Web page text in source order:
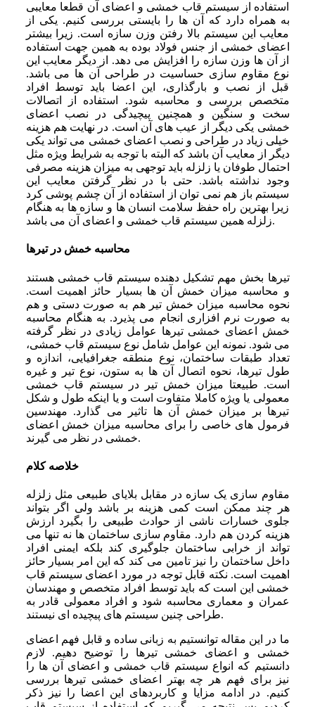
استفاده از سیستم قاب خمشی و اعضای آن قطعا معایبی
به همراه دارد که آن ها را بایستی بررسی کنیم. یکی از
معایب این سیستم بالا رفتن وزن سازه است. زیرا بیشتر
اعضای خمشی از جنس فولاد بوده به همین جهت استفاده
از آن ها وزن سازه را افزایش می ‌دهد. از دیگر معایب این
نوع مقاوم‌ سازی حساسیت در طراحی آن ها می باشد.
قبل از نصب و بارگذاری، این اعضا باید توسط افراد
متخصص بررسی و محاسبه شود. استفاده از اتصالات
سخت و سنگین و همچنین پیچیدگی در نصب اعضای
خمشی یکی دیگر از عیب‌ های آن است. در نهایت هم هزینه
خیلی زیاد در طراحی و نصب اعضای خمشی می ‌تواند یکی
دیگر از معایب آن باشد که البته با توجه به شرایط ویژه مثل
احتمال طوفان یا زلزله باید توجهی به میزان هزینه مصرفی
وجود نداشته باشد. حتی با در نظر گرفتن معایب این
سیستم باز هم نمی ‌توان از استفاده از آن چشم‌ پوشی کرد
زیرا بهترین راه حفظ سلامت انسان‌ ها و سازه ‌ها به هنگام
زلزله همین سیستم قاب خمشی و اعضای آن می باشد.
محاسبه خمش در تیرها
تیرها بخش مهم تشکیل دهنده سیستم قاب خمشی هستند
و محاسبه میزان خمش آن ها بسیار حائز اهمیت است.
نحوه محاسبه میزان خمش تیر هم به صورت دستی و هم
به صورت نرم ‌افزاری انجام می‌ پذیرد. به هنگام محاسبه
خمش اعضای خمشی تیرها عوامل زیادی در نظر گرفته
می ‌شود. نمونه این عوامل شامل نوع سیستم قاب خمشی،
تعداد طبقات ساختمان، نوع منطقه جغرافیایی، اندازه و
طول تیرها، نحوه اتصال آن ها به ستون، نوع تیر و غیره
است. طبیعتا میزان خمش تیر در سیستم قاب خمشی
معمولی یا ویژه کاملا متفاوت است و یا اینکه طول و شکل
تیرها بر میزان خمش آن ها تاثیر می‌ گذارد. مهندسین
فرمول‌ های خاصی را برای محاسبه میزان خمش اعضای
خمشی در نظر می ‌گیرند.
خلاصه کلام
مقاوم‌ سازی یک سازه در مقابل بلایای طبیعی مثل زلزله
هر چند ممکن است کمی هزینه ‌بر باشد ولی اگر بتواند
جلوی خسارات ناشی از حوادث طبیعی را بگیرد ارزش
هزینه کردن هم دارد. مقاوم‌ سازی ساختمان ‌ها نه تنها می‌
تواند از خرابی ساختمان جلوگیری کند بلکه ایمنی افراد
داخل ساختمان را نیز تامین می‌ کند که این امر بسیار حائز
اهمیت است. نکته قابل توجه در مورد اعضای سیستم قاب
خمشی این است که باید توسط افراد متخصص و مهندسان
عمران و معماری محاسبه شود و افراد معمولی قادر به
طراحی چنین سیستم ‌های پیچیده ‌ای نیستند.
ما در این مقاله توانستیم به زبانی ساده و قابل فهم اعضای
خمشی و اعضای خمشی تیرها را توضیح دهیم. لازم
دانستیم که انواع سیستم قاب خمشی و اعضای آن ها را
نیز برای فهم هر چه بهتر اعضای خمشی تیرها بررسی
کنیم. در ادامه مزایا و کاربردهای این اعضا را نیز ذکر